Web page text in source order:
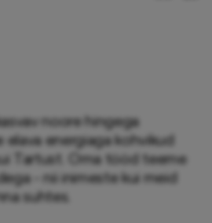
noore hingega
energiaga kohvikud
Tartust. Oma tööd teeme
- nii inimeste kui meid
suhtes.